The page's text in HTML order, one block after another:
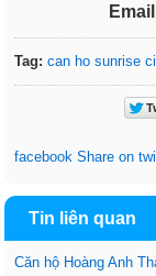
Tag: can ho sunrise
facebook Share on
Tin liên quan
Căn hộ Hoàng Anh